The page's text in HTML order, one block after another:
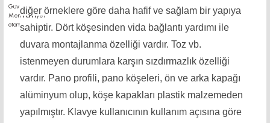
diğer örneklere göre daha hafif ve sağlam bir yapıya
sahiptir. Dört köşesinden vida bağlantı yardımı ile
duvara montajlanma özelliği vardır. Toz vb.
istenmeyen durumlara karşın sızdırmazlık özelliği
vardır. Pano profili, pano köşeleri, ön ve arka kapağı
alüminyum olup, köşe kapakları plastik malzemeden
yapılmıştır. Klavye kullanıcının kullanım açısına göre